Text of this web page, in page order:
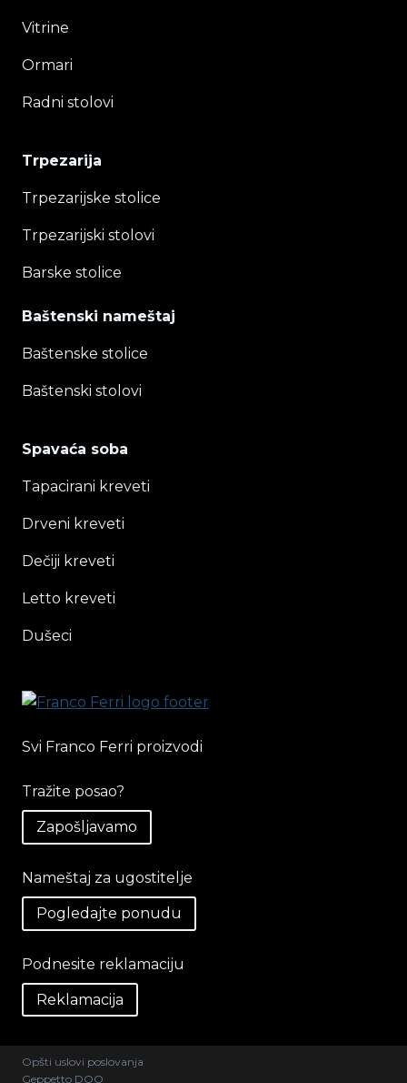
Vitrine
Ormari
Radni stolovi
Trpezarija
Trpezarijske stolice
Trpezarijski stolovi
Barske stolice
Baštenski nameštaj
Baštenske stolice
Baštenski stolovi
Spavaća soba
Tapacirani kreveti
Drveni kreveti
Dečiji kreveti
Letto kreveti
Dušeci
Svi Franco Ferri proizvodi
Tražite posao?
Zapošljavamo
Nameštaj za ugostitelje
Pogledajte ponudu
Podnesite reklamaciju
Reklamacija
Opšti uslovi poslovanja
Geppetto DOO